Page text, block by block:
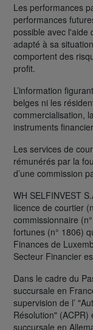
Les performances
performances
possible avec l'aide
adapté à sa
comportent des
profit.
L’information
belges ni les
commercialisation,
instruments
Les services de
rémunérés par la
d’une commission
WH SELFINVEST
licence de courtier
commissionnaire
fortunes (n° 1806)
Finances de
Secteur Financier
Dans le cadre du
succursale en
supervision de l’
Résolution"
succursale en